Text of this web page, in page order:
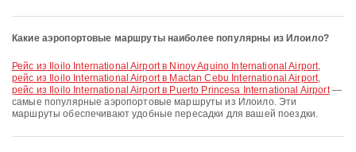
Какие аэропортовые маршруты наиболее популярны из Илоило?
рейс из Iloilo International Airport в Ninoy Aquino International Airport,
рейс из Iloilo International Airport в Mactan Cebu International Airport,
рейс из Iloilo International Airport в Puerto Princesa International Airport—
самые популярные аэропортовые маршруты из Илоило. Эти
маршруты обеспечивают удобные пересадки для вашей поездки.